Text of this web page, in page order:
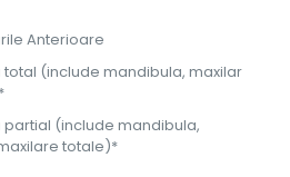
Anterioare
(include mandibula, maxilar
(include mandibula,
totale)*